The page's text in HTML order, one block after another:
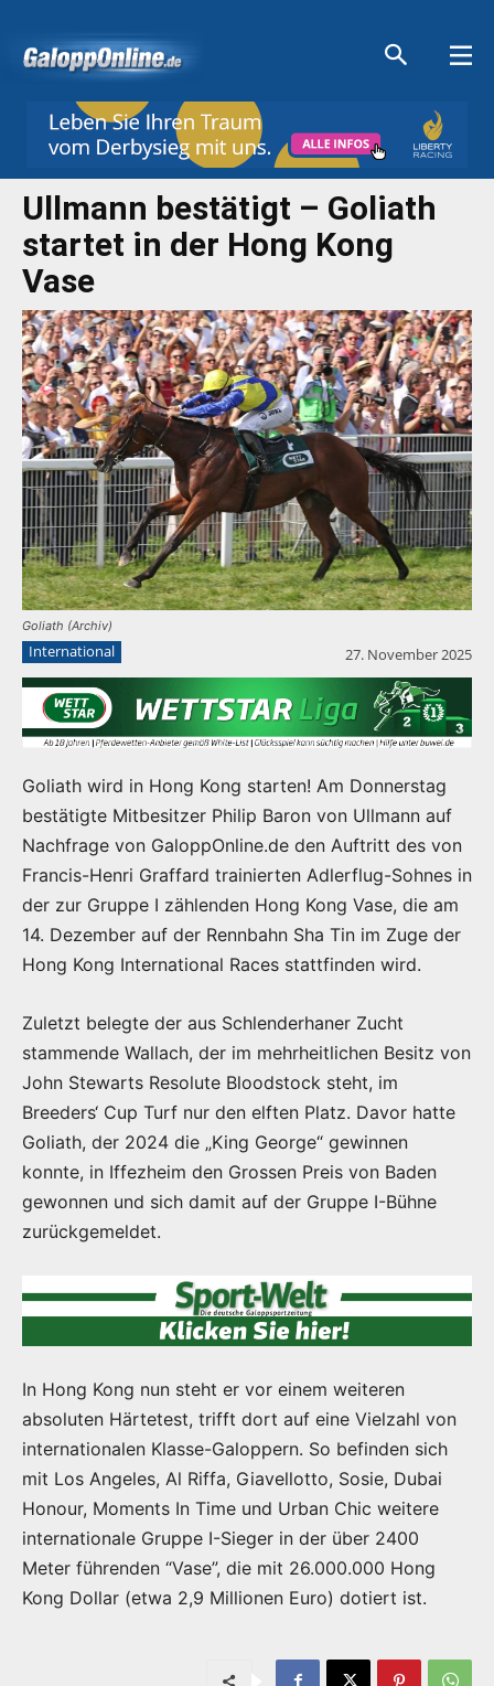
Ullmann bestätigt – Goliath
startet in der Hong Kong
Vase
Goliath (Archiv)
International 27. November 2025
Goliath wird in Hong Kong starten! Am Donnerstag
bestätigte Mitbesitzer Philip Baron von Ullmann auf
Nachfrage von GaloppOnline.de den Auftritt des von
Francis-Henri Graffard trainierten Adlerflug-Sohnes in
der zur Gruppe I zählenden Hong Kong Vase, die am
14. Dezember auf der Rennbahn Sha Tin im Zuge der
Hong Kong International Races stattfinden wird.
Zuletzt belegte der aus Schlenderhaner Zucht
stammende Wallach, der im mehrheitlichen Besitz von
John Stewarts Resolute Bloodstock steht, im
Breeders‘ Cup Turf nur den elften Platz. Davor hatte
Goliath, der 2024 die „King George“ gewinnen
konnte, in Iffezheim den Grossen Preis von Baden
gewonnen und sich damit auf der Gruppe I-Bühne
zurückgemeldet.
In Hong Kong nun steht er vor einem weiteren
absoluten Härtetest, trifft dort auf eine Vielzahl von
internationalen Klasse-Galoppern. So befinden sich
mit Los Angeles, Al Riffa, Giavellotto, Sosie, Dubai
Honour, Moments In Time und Urban Chic weitere
internationale Gruppe I-Sieger in der über 2400
Meter führenden “Vase”, die mit 26.000.000 Hong
Kong Dollar (etwa 2,9 Millionen Euro) dotiert ist.